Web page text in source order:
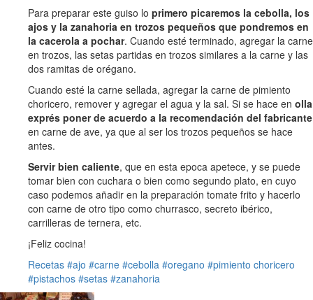
Para preparar este guiso lo primero picaremos la cebolla, los
ajos y la zanahoria en trozos pequeños que pondremos en
la cacerola a pochar. Cuando esté terminado, agregar la carne
en trozos, las setas partidas en trozos similares a la carne y las
dos ramitas de orégano.
Cuando esté la carne sellada, agregar la carne de pimiento
choricero, remover y agregar el agua y la sal. Si se hace en olla
exprés poner de acuerdo a la recomendación del fabricante
en carne de ave, ya que al ser los trozos pequeños se hace
antes.
Servir bien caliente, que en esta epoca apetece, y se puede
tomar bien con cuchara o bien como segundo plato, en cuyo
caso podemos añadir en la preparación tomate frito y hacerlo
con carne de otro tipo como churrasco, secreto ibérico,
carrilleras de ternera, etc.
¡Feliz cocina!
Recetas #ajo #carne #cebolla #oregano #pimiento choricero
#pistachos #setas #zanahoria